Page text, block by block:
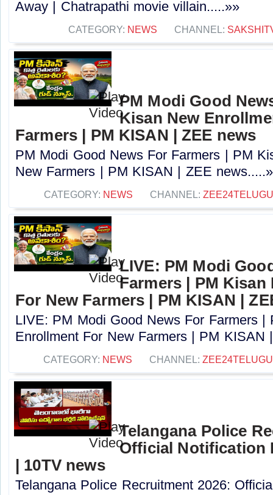
Away | Chatrapathi movie villain.....»»
CATEGORY: NEWS CHANNEL:
PM Modi Good
Kisan New
Farmers | PM KISAN | ZEE news
PM Modi Good News For Farmers | PM
New Farmers | PM KISAN | ZEE
CATEGORY: NEWS CHANNEL:
LIVE: PM Modi
Farmers | PM
For New Farmers | PM KISAN |
LIVE: PM Modi Good News For Farmers |
Enrollment For New Farmers | PM KISAN
CATEGORY: NEWS CHANNEL:
Telangana Police
Official Notification
| 10TV news
Telangana Police Recruitment 2026: